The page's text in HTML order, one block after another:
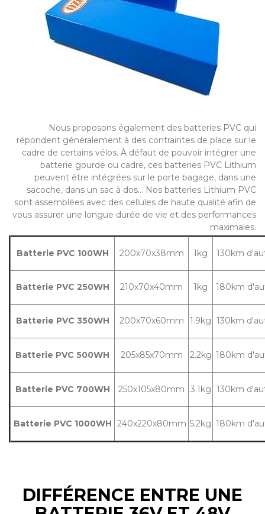
Nous proposons également des batteries PVC qui
répondent généralement à des contraintes de place sur le
cadre de certains vélos. À défaut de pouvoir intégrer une
batterie gourde ou cadre, ces batteries PVC Lithium
peuvent être intégrées sur le porte bagage, dans une
sacoche, dans un sac à dos... Nos batteries Lithium PVC
sont assemblées avec des cellules de haute qualité afin de
vous assurer une longue durée de vie et des performances
maximales.
Batterie PVC 100WH 200x70x38mm 1kg 130km
Batterie PVC 250WH 210x70x40mm 1kg 180km
Batterie PVC 350WH 200x70x60mm 1.9kg 130km
Batterie PVC 500WH 205x85x70mm 2.2kg 180km
Batterie PVC 700WH 250x105x80mm 3.1kg 130km
Batterie PVC 1000WH 240x220x80mm 5.2kg 180km
DIFFÉRENCE ENTRE UNE